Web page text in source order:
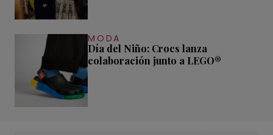
MODA
Día del Niño: Crocs lanza
colaboración junto a LEGO®